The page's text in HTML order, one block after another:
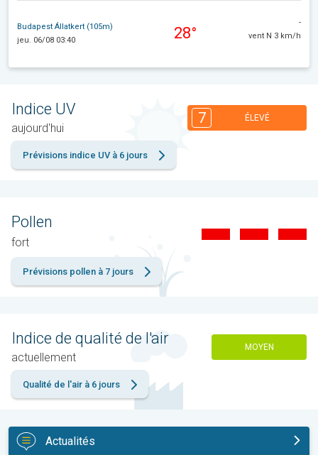
Budapest Állatkert (105m)
jeu. 06/08 03:40
28°
-
vent N 3 km/h
Indice UV
aujourd'hui
7 ÉLEVÉ
Prévisions indice UV à 6 jours
Pollen
fort
Prévisions pollen à 7 jours
Indice de qualité de l'air
actuellement
MOYEN
Qualité de l'air à 6 jours
Actualités